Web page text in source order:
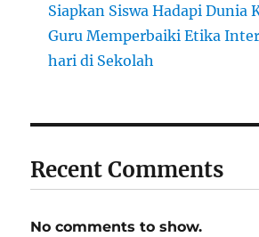
Siapkan Siswa Hadapi Dunia
Guru Memperbaiki Etika
hari di Sekolah
Recent Comments
No comments to show.